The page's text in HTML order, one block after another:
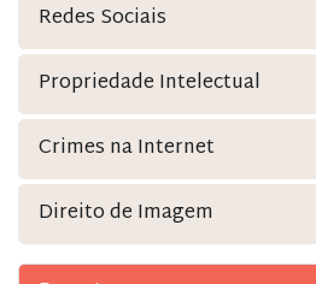
Redes Sociais
Propriedade Intelectual
Crimes na Internet
Direito de Imagem